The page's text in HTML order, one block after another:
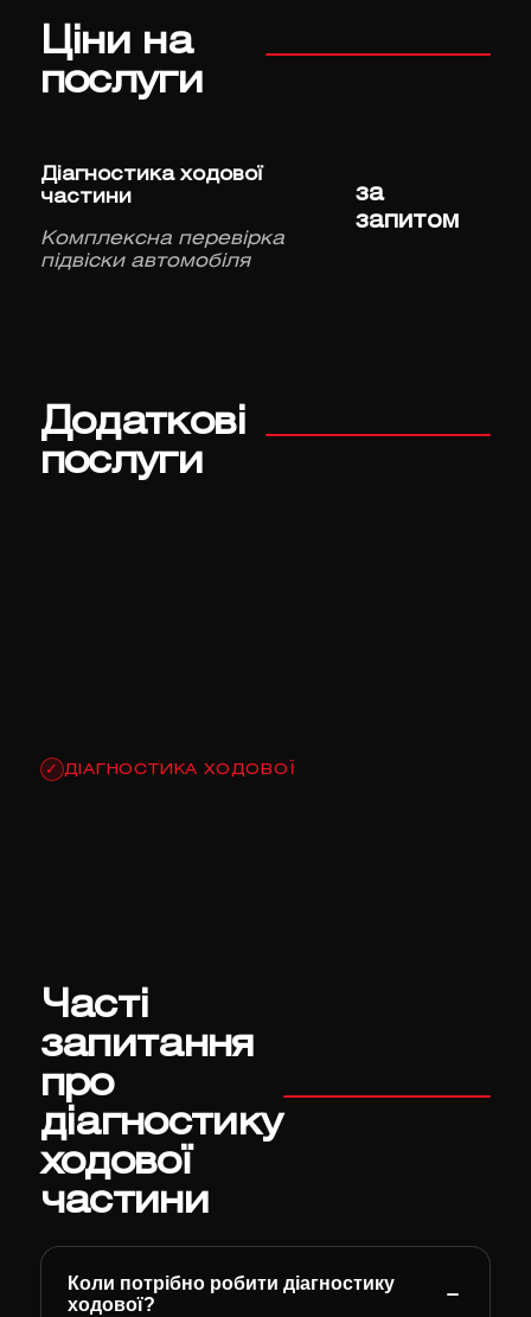
Ціни на
послуги
Діагностика ходової
частини
Комплексна перевірка
підвіски автомобіля
за
запитом
Додаткові
послуги
✓ ДІАГНОСТИКА ХОДОВОЇ
Часті
запитання
про
діагностику
ходової
частини
Коли потрібно робити діагностику
ходової?